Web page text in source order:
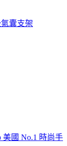
囊支架
美國 No.1 時尚手